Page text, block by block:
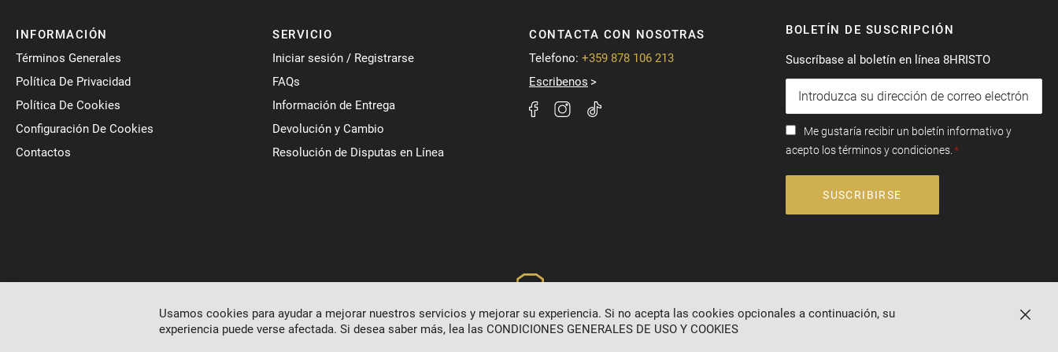
INFORMACIÓN
Términos Generales
Política De Privacidad
Política De Cookies
Configuración De Cookies
Contactos
SERVICIO
Iniciar sesión / Registrarse
FAQs
Información de Entrega
Devolución y Cambio
Resolución de Disputas en Línea
CONTACTA CON NOSOTRAS
Telefono: +359 878 106 213
Escribenos
BOLETÍN DE SUSCRIPCIÓN
Suscríbase al boletín en línea 8HRISTO
Me gustaría recibir un boletín informativo y
acepto los términos y condiciones.
SUSCRIBIRSE
Usamos cookies para ayudar a mejorar nuestros servicios y mejorar su experiencia. Si no acepta las cookies opcionales a continuación, su
experiencia puede verse afectada. Si desea saber más, lea las CONDICIONES GENERALES DE USO Y COOKIES